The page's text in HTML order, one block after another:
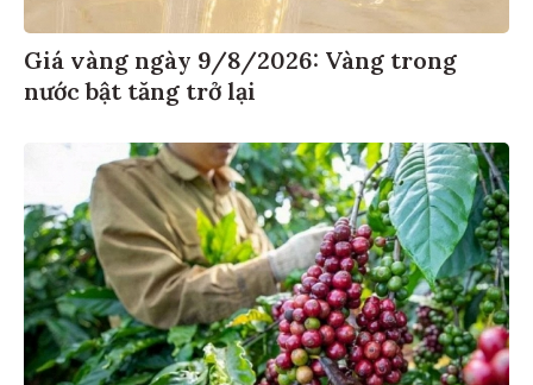
Giá vàng ngày 9/8/2026: Vàng trong
nước bật tăng trở lại